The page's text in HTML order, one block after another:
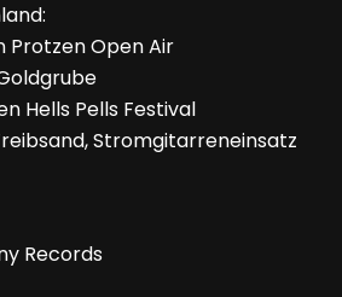
Protzen Open Air
Hells Pells Festival
Stromgitarreneinsatz
Records